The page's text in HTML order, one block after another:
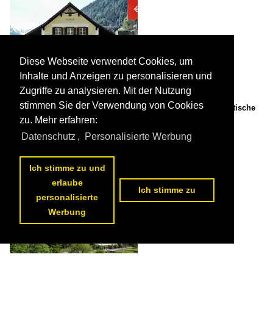
Susch im Unterengadin, unbedienter Bahnhof der RhB Rhätische
Bahn - 13.09.2019
Schweiz / Kanton Graubünden / Susch
Diese Webseite verwendet Cookies, um
Inhalte und Anzeigen zu personalisieren und
Zugriffe zu analysieren. Mit der Nutzung
stimmen Sie der Verwendung von Cookies
zu. Mehr erfahren:
Datenschutz , Personalisierte Werbung
Ich stimme zu und
erlaube
personalisierte
Werbung
Ich stimme zu